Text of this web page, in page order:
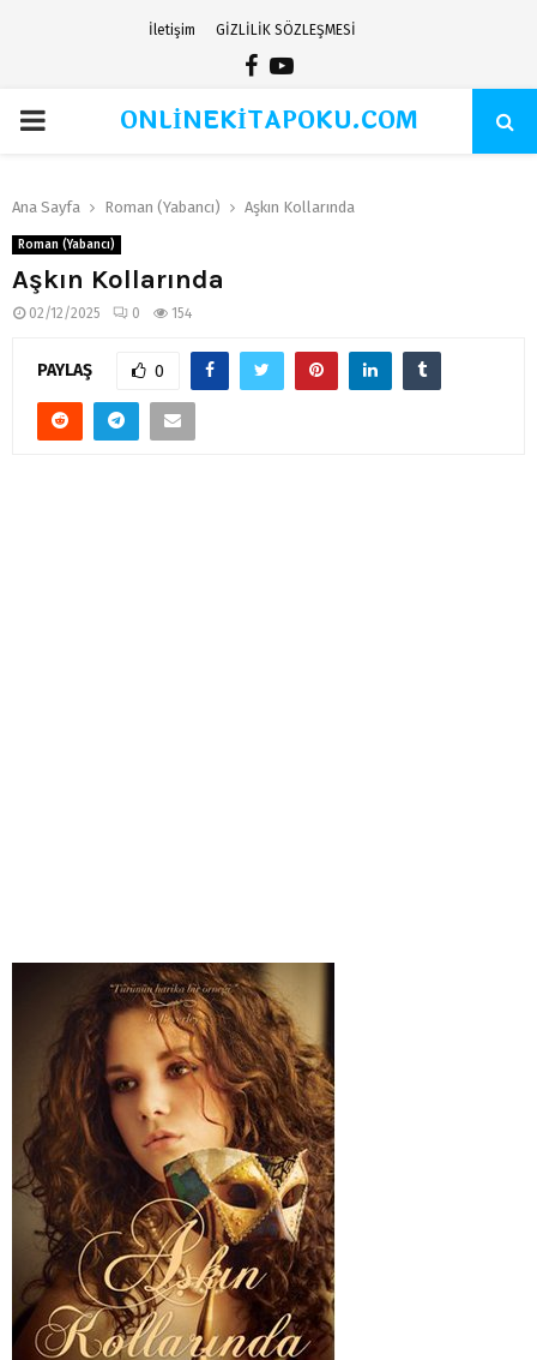
İletişim GİZLİLİK SÖZLEŞMESİ
Facebook
Youtube
PRIMARYONLİNEKİTAPOKU.COM
Ana Sayfa Roman (Yabancı) Aşkın Kollarında
Roman (Yabancı)
Aşkın Kollarında
02/12/2025 0 154
PAYLAŞ 0